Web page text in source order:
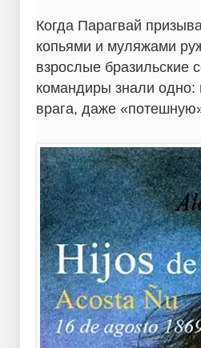
Когда Парагвай
копьями и муляжами
взрослые бразильские
командиры знали одно:
врага, даже